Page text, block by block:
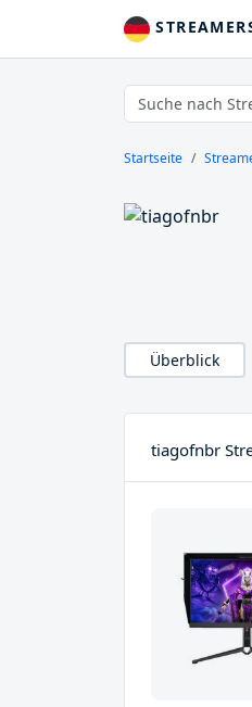
Startseite
Überblick
tiagofnbr